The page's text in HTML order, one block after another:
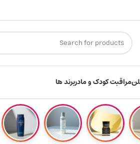
ارسال رایگان برای خرید ۳.۵ میلیون به یالا
مراقبت کودک و مادربرند ها